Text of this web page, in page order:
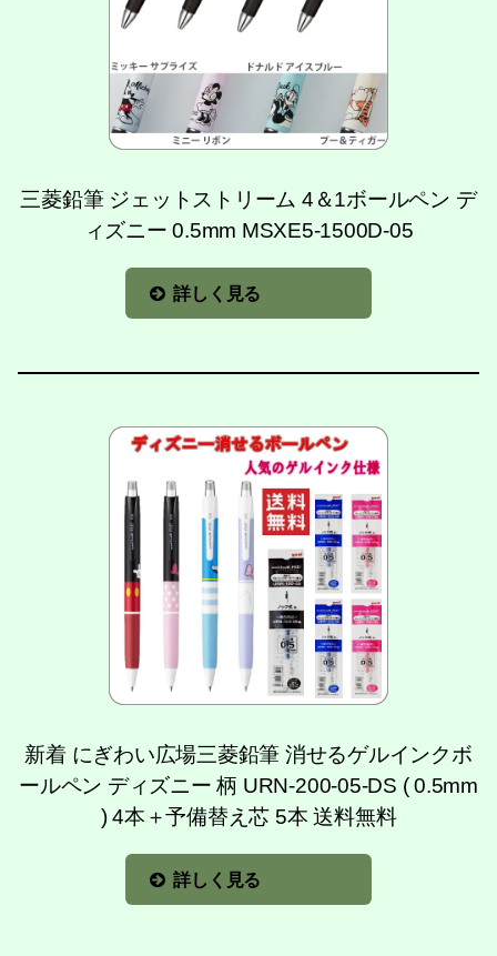
三菱鉛筆 ジェットストリーム 4＆1ボールペン デ
ィズニー 0.5mm MSXE5-1500D-05
詳しく見る
新着 にぎわい広場三菱鉛筆 消せるゲルインクボ
ールペン ディズニー 柄 URN-200-05-DS ( 0.5mm
) 4本＋予備替え芯 5本 送料無料
詳しく見る